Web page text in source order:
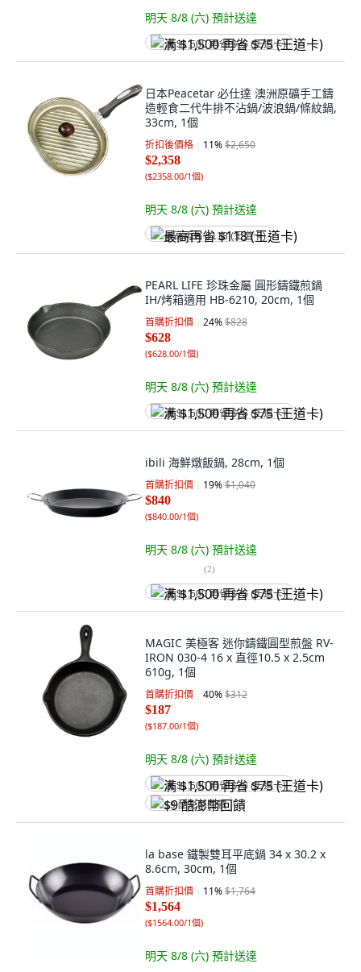
明天 8/8 (六) 預計送達
满 $1,500 再省 $75 (王道卡)
日本Peacetar 必仕達 澳洲原礦手工鑄
造輕食二代牛排不沾鍋/波浪鍋/條紋鍋,
33cm, 1個
折扣後價格 11%$2,650
$2,358
($2358.00/1個)
明天 8/8 (六) 預計送達
最高再省 $118 (王道卡)
PEARL LIFE 珍珠金屬 圓形鑄鐵煎鍋
IH/烤箱適用 HB-6210, 20cm, 1個
首購折扣價 24%$828
$628
($628.00/1個)
明天 8/8 (六) 預計送達
满 $1,500 再省 $75 (王道卡)
ibili 海鮮燉飯鍋, 28cm, 1個
首購折扣價 19%$1,040
$840
($840.00/1個)
明天 8/8 (六) 預計送達
(2)
满 $1,500 再省 $75 (王道卡)
MAGIC 美極客 迷你鑄鐵圓型煎盤 RV-
IRON 030-4 16 x 直徑10.5 x 2.5cm
610g, 1個
首購折扣價 40%$312
$187
($187.00/1個)
明天 8/8 (六) 預計送達
满 $1,500 再省 $75 (王道卡)
$9 酷澎幣回饋
la base 鐵製雙耳平底鍋 34 x 30.2 x
8.6cm, 30cm, 1個
首購折扣價 11%$1,764
$1,564
($1564.00/1個)
明天 8/8 (六) 預計送達